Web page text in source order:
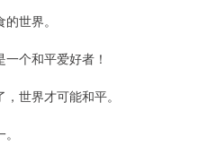
世界。
个和平爱好者！
世界才可能和平。